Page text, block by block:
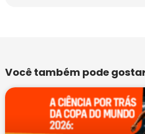
Você também pode